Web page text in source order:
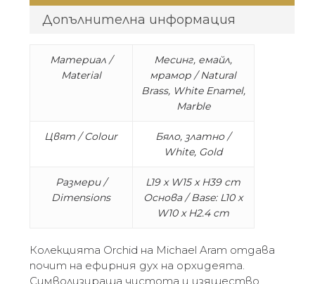
Допълнителна информация
Материал /
Material
Месинг, емайл,
мрамор / Natural
Brass, White Enamel,
Marble
Цвят / Colour
Бяло, златно /
White, Gold
Размери /
Dimensions
L19 x W15 x H39 cm
Основа / Base: L10 x
W10 x H2.4 cm
Колекцията Orchid на Michael Aram отдава
почит на ефирния дух на орхидеята.
Символизираща чистота и изящество,